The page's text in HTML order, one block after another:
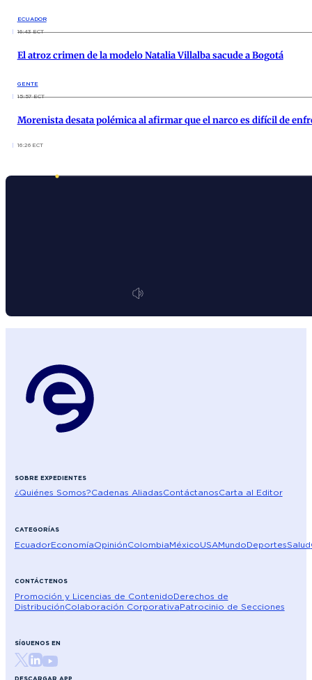
ECUADOR
16:43 ECT
El atroz crimen de la modelo Natalia Villalba sacude a Bogotá
GENTE
15:57 ECT
Morenista desata polémica al afirmar que el narco es difícil de
16:26 ECT
SOBRE EXPEDIENTES
¿Quiénes Somos?Cadenas AliadasContáctanosCarta al Editor
CATEGORÍAS
EcuadorEconomíaOpiniónColombiaMéxicoUSAMundoDeportesSalud
CONTÁCTENOS
Promoción y Licencias de ContenidoDerechos de
DistribuciónColaboración CorporativaPatrocinio de Secciones
SÍGUENOS EN
DESCARGAR APP